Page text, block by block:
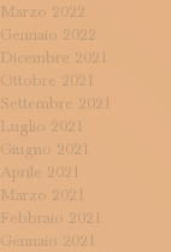
Marzo 2022
Gennaio 2022
Dicembre 2021
Ottobre 2021
Settembre 2021
Luglio 2021
Giugno 2021
Aprile 2021
Marzo 2021
Febbraio 2021
Gennaio 2021